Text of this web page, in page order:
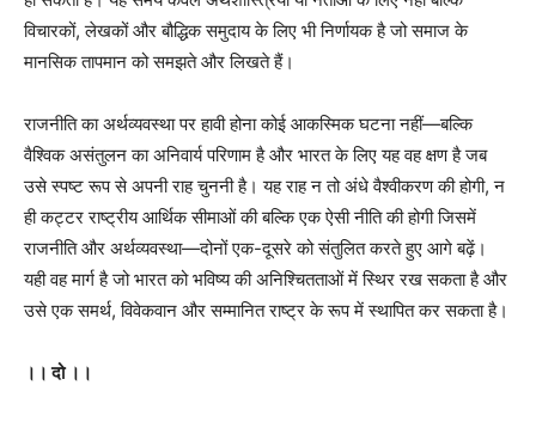
विचारकों, लेखकों और बौद्धिक समुदाय के लिए भी निर्णायक है जो समाज के
मानसिक तापमान को समझते और लिखते हैं।
राजनीति का अर्थव्यवस्था पर हावी होना कोई आकस्मिक घटना नहीं—बल्कि
वैश्विक असंतुलन का अनिवार्य परिणाम है और भारत के लिए यह वह क्षण है जब
उसे स्पष्ट रूप से अपनी राह चुननी है। यह राह न तो अंधे वैश्वीकरण की होगी, न
ही कट्टर राष्ट्रीय आर्थिक सीमाओं की बल्कि एक ऐसी नीति की होगी जिसमें
राजनीति और अर्थव्यवस्था—दोनों एक-दूसरे को संतुलित करते हुए आगे बढ़ें।
यही वह मार्ग है जो भारत को भविष्य की अनिश्चितताओं में स्थिर रख सकता है और
उसे एक समर्थ, विवेकवान और सम्मानित राष्ट्र के रूप में स्थापित कर सकता है।
।। दो ।।